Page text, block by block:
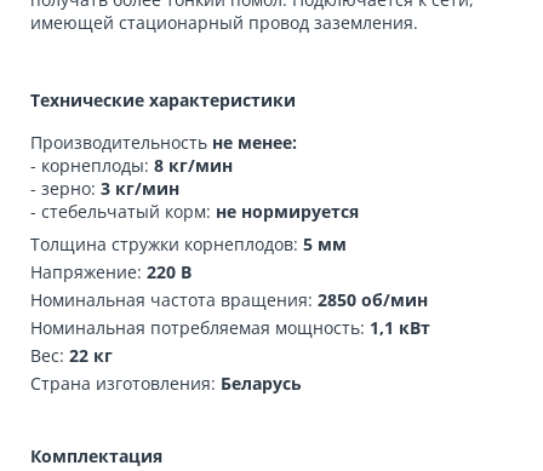
имеющей стационарный провод заземления.
Технические характеристики
Производительность не менее:
- корнеплоды: 8 кг/мин
- зерно: 3 кг/мин
- стебельчатый корм: не нормируется
Толщина стружки корнеплодов: 5 мм
Напряжение: 220 В
Номинальная частота вращения: 2850 об/мин
Номинальная потребляемая мощность: 1,1 кВт
Вес: 22 кг
Страна изготовления: Беларусь
Комплектация